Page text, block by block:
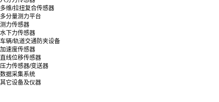
多维/拉扭复合传感器
多分量测力平台
测力传感器
水下力传感器
车辆/轨道交通防夹设备
加速度传感器
直线位移传感器
压力传感器/变送器
数据采集系统
其它设备及仪器